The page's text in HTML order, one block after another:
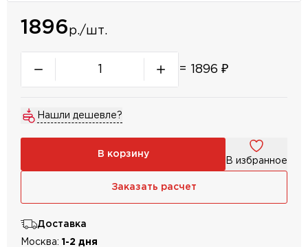
1896р./шт.
= 1896 ₽
Нашли дешевле?
В корзину
В избранное
Заказать расчет
Доставка
Москва: 1-2 дня